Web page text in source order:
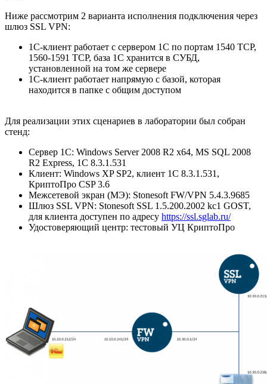
Ниже рассмотрим 2 варианта исполнения подключения через
шлюз SSL VPN:
1С-клиент работает с сервером 1С по портам 1540 TCP,
1560-1591 TCP, база 1С хранится в СУБД,
установленной на том же сервере
1С-клиент работает напрямую с базой, которая
находится в папке с общим доступом
Для реализации этих сценариев в лаборатории был собран
стенд:
Сервер 1С: Windows Server 2008 R2 x64, MS SQL 2008
R2 Express, 1С 8.3.1.531
Клиент: Windows XP SP2, клиент 1С 8.3.1.531,
КриптоПро CSP 3.6
Межсетевой экран (МЭ): Stonesoft FW/VPN 5.4.3.9685
Шлюз SSL VPN: Stonesoft SSL 1.5.200.2002 kc1 GOST,
для клиента доступен по адресу https://ssl.sglab.ru/
Удостоверяющий центр: тестовый УЦ КриптоПро